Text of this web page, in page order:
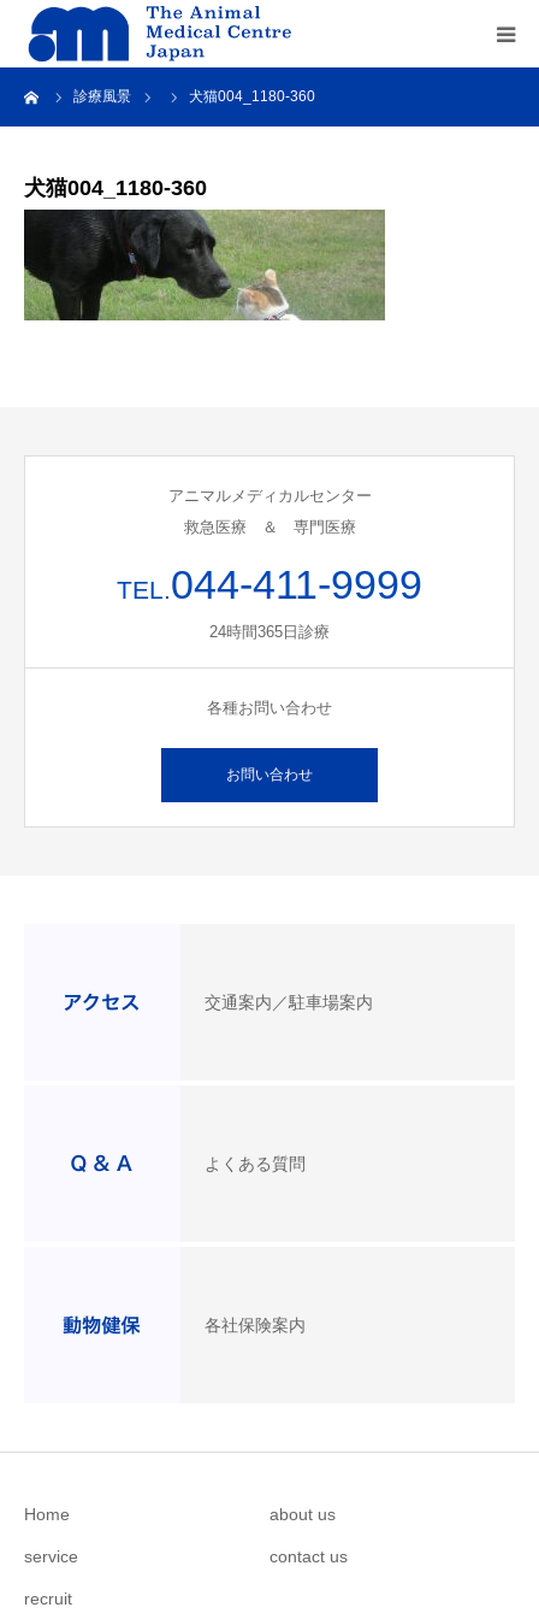
診療風景 犬猫004_1180-360
犬猫004_1180-360
アニマルメディカルセンター
救急医療 ＆ 専門医療
TEL.044-411-9999
24時間365日診療
各種お問い合わせ
お問い合わせ
交通案内／駐車場案内
よくある質問
各社保険案内
Home about us
service contact us
recruit
Home
service
recruit